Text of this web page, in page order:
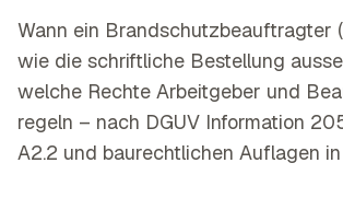
Wann ein Brandschutzbeauftragter
wie die schriftliche Bestellung
welche Rechte Arbeitgeber und
regeln – nach DGUV Information
A2.2 und baurechtlichen Auflagen in